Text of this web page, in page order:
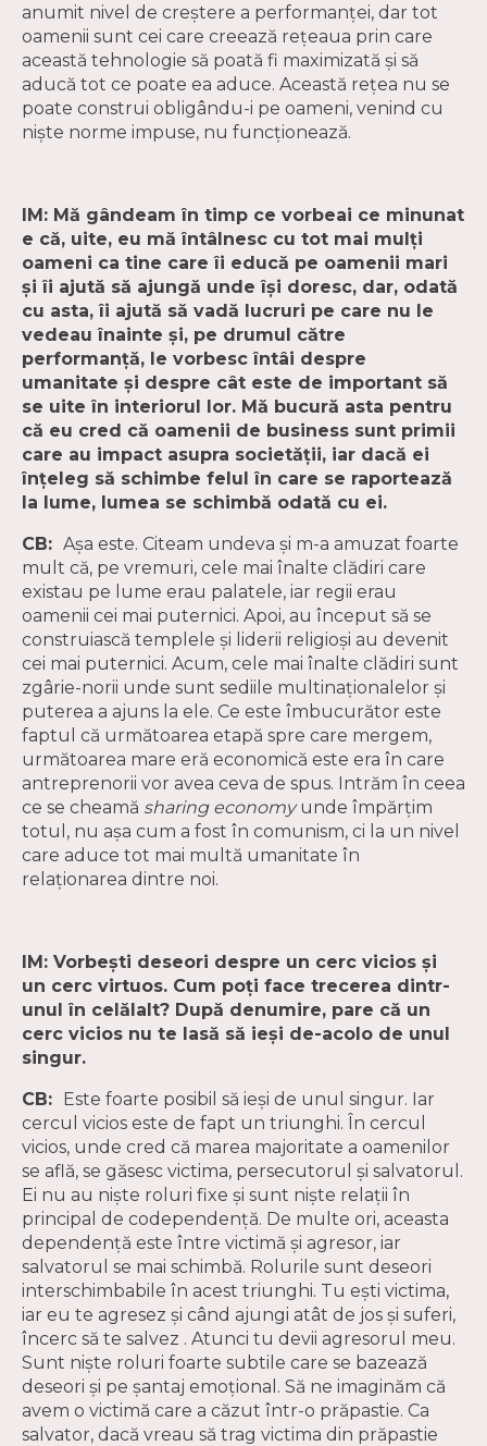
anumit nivel de creștere a performanței, dar tot
oamenii sunt cei care creează rețeaua prin care
această tehnologie să poată fi maximizată și să
aducă tot ce poate ea aduce. Această rețea nu se
poate construi obligându-i pe oameni, venind cu
niște norme impuse, nu funcționează.
IM: Mă gândeam în timp ce vorbeai ce minunat
e că, uite, eu mă întâlnesc cu tot mai mulți
oameni ca tine care îi educă pe oamenii mari
și îi ajută să ajungă unde își doresc, dar, odată
cu asta, îi ajută să vadă lucruri pe care nu le
vedeau înainte și, pe drumul către
performanță, le vorbesc întâi despre
umanitate și despre cât este de important să
se uite în interiorul lor. Mă bucură asta pentru
că eu cred că oamenii de business sunt primii
care au impact asupra societății, iar dacă ei
înțeleg să schimbe felul în care se raportează
la lume, lumea se schimbă odată cu ei.
CB: Așa este. Citeam undeva şi m-a amuzat foarte
mult că, pe vremuri, cele mai înalte clădiri care
existau pe lume erau palatele, iar regii erau
oamenii cei mai puternici. Apoi, au început să se
construiască templele şi liderii religioşi au devenit
cei mai puternici. Acum, cele mai înalte clădiri sunt
zgârie-norii unde sunt sediile multinaţionalelor şi
puterea a ajuns la ele. Ce este îmbucurător este
faptul că următoarea etapă spre care mergem,
următoarea mare eră economică este era în care
antreprenorii vor avea ceva de spus. Intrăm în ceea
ce se cheamă sharing economyunde împărţim
totul, nu aşa cum a fost în comunism, ci la un nivel
care aduce tot mai multă umanitate în
relaţionarea dintre noi.
IM: Vorbeşti deseori despre un cerc vicios şi
un cerc virtuos. Cum poţi face trecerea dintr-
unul în celălalt? După denumire, pare că un
cerc vicios nu te lasă să ieşi de-acolo de unul
singur.
CB: Este foarte posibil să ieşi de unul singur. Iar
cercul vicios este de fapt un triunghi. În cercul
vicios, unde cred că marea majoritate a oamenilor
se află, se găsesc victima, persecutorul și salvatorul.
Ei nu au niște roluri fixe și sunt niște relații în
principal de codependență. De multe ori, aceasta
dependență este între victimă și agresor, iar
salvatorul se mai schimbă. Rolurile sunt deseori
interschimbabile în acest triunghi. Tu ești victima,
iar eu te agresez și când ajungi atât de jos și suferi,
încerc să te salvez . Atunci tu devii agresorul meu.
Sunt niște roluri foarte subtile care se bazează
deseori și pe șantaj emoțional. Să ne imaginăm că
avem o victimă care a căzut într-o prăpastie. Ca
salvator, dacă vreau să trag victima din prăpastie